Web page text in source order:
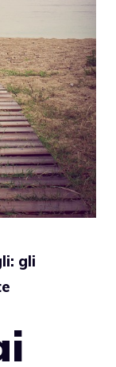
gli